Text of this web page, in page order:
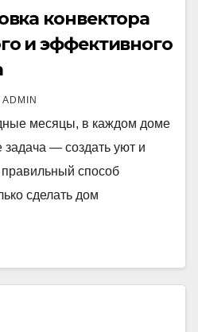
конвектора
и эффективного
ADMIN
месяцы, в каждом доме
задача — создать уют и
способ
сделать дом